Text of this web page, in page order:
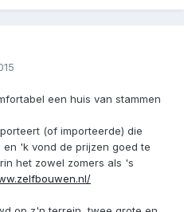
een huis van stammen
(of importeerde) die
en 'k vond de prijzen goed te
het zowel zomers als 's